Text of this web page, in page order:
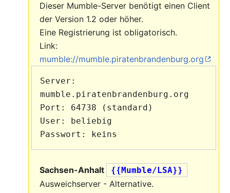
Dieser Mumble-Server benötigt einen Client
der Version 1.2 oder höher.
Eine Registrierung ist obligatorisch.
Link:
mumble://mumble.piratenbrandenburg.org
Server:
mumble.piratenbrandenburg.org
Port: 64738 (standard)
User: beliebig
Sachsen-Anhalt {{Mumble/LSA}}
Ausweichserver - Alternative.